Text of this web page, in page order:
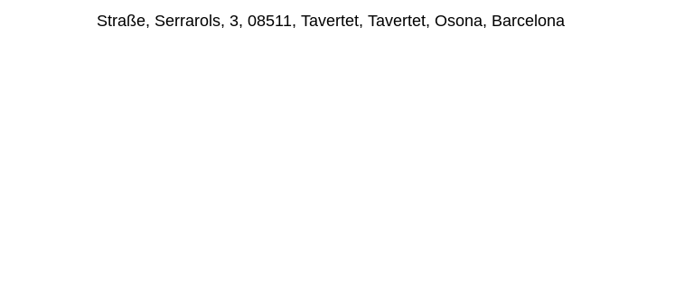
Straße, Serrarols, 3, 08511, Tavertet, Tavertet, Osona, Barcelona